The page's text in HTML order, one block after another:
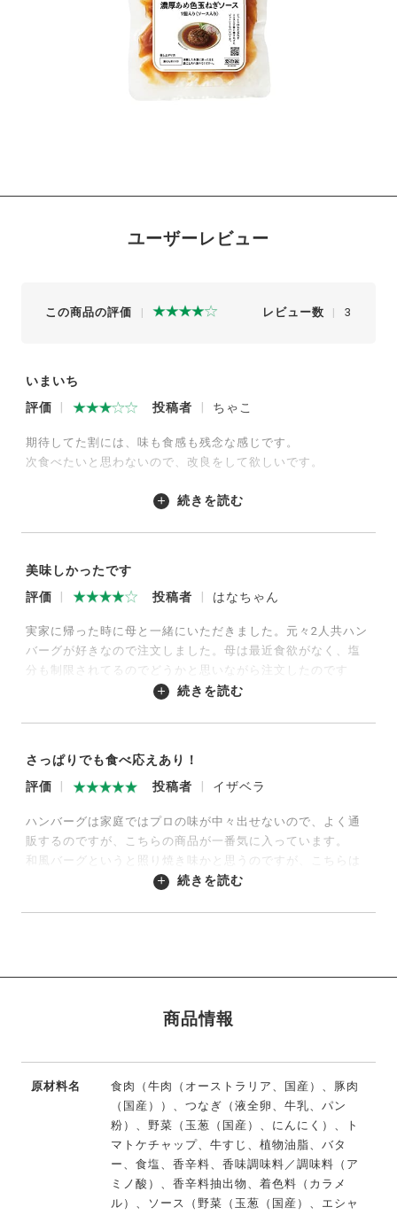
ユーザーレビュー
この商品の評価 レビュー数 3
いまいち
評価
投稿者 ちゃこ
期待してた割には、味も食感も残念な感じです。
次食べたいと思わないので、改良をして欲しいです。
続きを読む
美味しかったです
評価
投稿者 はなちゃん
実家に帰った時に母と一緒にいただきました。元々2人共ハン
バーグが好きなので注文しました。母は最近食欲がなく、塩
分も制限されてるのでどうかと思いながら注文したのです
が、1個ペロリと平らげました。やはり美味しい物は食べれる
2023/09/24
続きを読む
さっぱりでも食べ応えあり！
評価
投稿者 イザベラ
ハンバーグは家庭ではプロの味が中々出せないので、よく通
販するのですが、こちらの商品が一番気に入っています。
和風バーグというと照り焼き味かと思うのですが、こちらは
醤油と酢？と玉ねぎの少し酸味のあるソース。臭みの無いジ
2023/09/13
続きを読む
商品情報
原材料名
食肉（牛肉（オーストラリア、国産）、豚肉
（国産））、つなぎ（液全卵、牛乳、パン
粉）、野菜（玉葱（国産）、にんにく）、ト
マトケチャップ、牛すじ、植物油脂、バタ
ー、食塩、香辛料、香味調味料／調味料（ア
ミノ酸）、香辛料抽出物、着色料（カラメ
ル）、ソース（野菜（玉葱（国産）、エシャ